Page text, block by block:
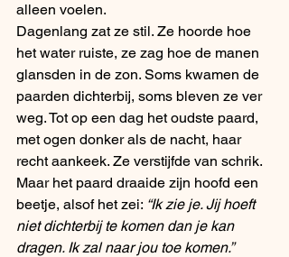
alleen voelen.
Dagenlang zat ze stil. Ze hoorde hoe
het water ruiste, ze zag hoe de manen
glansden in de zon. Soms kwamen de
paarden dichterbij, soms bleven ze ver
weg. Tot op een dag het oudste paard,
met ogen donker als de nacht, haar
recht aankeek. Ze verstijfde van schrik.
Maar het paard draaide zijn hoofd een
beetje, alsof het zei: “Ik zie je. Jij hoeft
niet dichterbij te komen dan je kan
dragen. Ik zal naar jou toe komen.”